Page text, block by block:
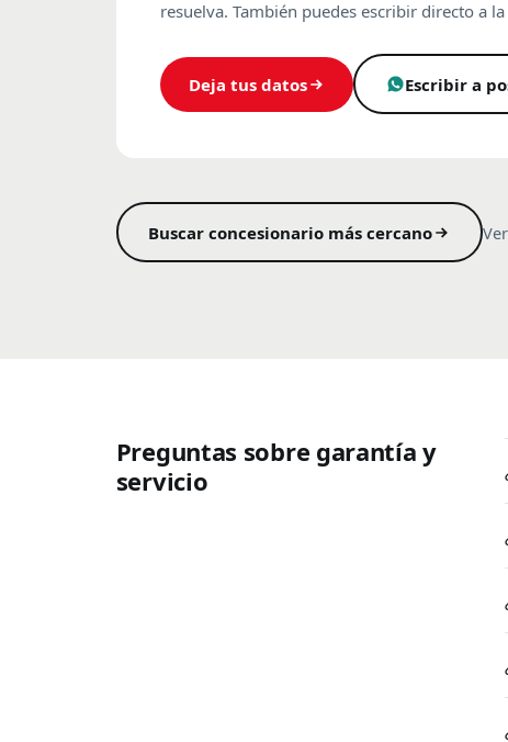
resuelva. También puedes escribir directo a
Deja tus datos Escribir a
Buscar concesionario más cercano
Preguntas sobre garantía y
servicio